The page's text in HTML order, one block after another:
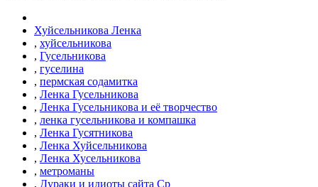
Хуйсельникова Ленка
, хуйсельникова
, Гусельникова
, гуселина
, пермская содамитка
, Ленка Гусельникова
, Ленка Гусельникова и её творчество
, ленка гусельникова и компашка
, Ленка Гусятникова
, Ленка Хуйсельникова
, Ленка Хусельникова
, метроманы
, Дураки и идиоты сайта Ср